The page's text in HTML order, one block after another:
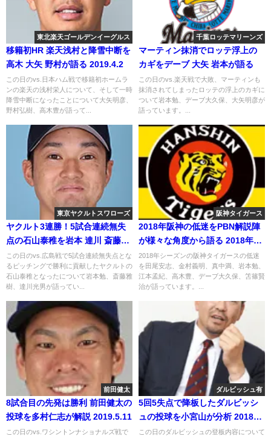
東北楽天ゴールデンイーグルス
移籍初HR 楽天浅村と降雪中断を
高木 大矢 野村が語る 2019.4.2
この日のvs.日本ハム戦で移籍初ホームラ
ンの楽天の浅村栄人について、そして一時
降雪中断になったことについて大矢明彦、
野村弘樹、高木豊が語って...
千葉ロッテマリーンズ
マーティン抹消でロッテ浮上の
カギをデーブ 大矢 岩本が語る
この日のvs.楽天戦で大敗、マーティンも
抹消されてしまったロッテの浮上のカギに
ついて岩本勉、デーブ大久保、大矢明彦が
語っています。...
東京ヤクルトスワローズ
ヤクルト3連勝！5試合連続無失
点の石山泰稚を岩本 達川 斎藤が
語る
この日のvs.広島戦で5試合連続無失点とな
るピッチングで勝利に貢献したヤクルトの
石山泰稚となったについて岩本勉、斎藤雅
樹、達川光男が語ってい...
阪神タイガース
2018年阪神の低迷をPBN解説陣
が様々な角度から語る 2018年12
月17日
2018年シーズンの阪神タイガースの低迷
を田尾安志、金村義明、真中満、岩本勉、
江本孟紀、高木豊、デーブ大久保、笘篠賢
治が語っています。...
前田健太
8試合目の先発は勝利 前田健太の
投球を多村仁志が解説 2019.5.11
この日のvs.ワシントンナショナルズ戦で
ダルビッシュ有
5回5失点で降板したダルビッシ
ュの投球を小宮山が分析 2018年
4月22日
この日のダルビッシュの登板内容について